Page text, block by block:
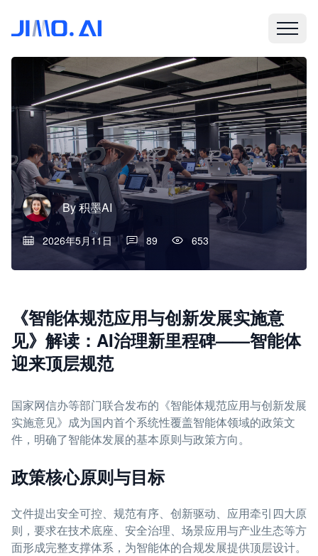
By积墨AI
2026年5月11日 89 653
《智能体规范应用与创新发展实施意
见》解读：AI治理新里程碑——智能体
迎来顶层规范
国家网信办等部门联合发布的《智能体规范应用与创新发展
实施意见》成为国内首个系统性覆盖智能体领域的政策文
件，明确了智能体发展的基本原则与政策方向。
政策核心原则与目标
文件提出安全可控、规范有序、创新驱动、应用牵引四大原
则，要求在技术底座、安全治理、场景应用与产业生态等方
面形成完整支撑体系，为智能体的合规发展提供顶层设计。